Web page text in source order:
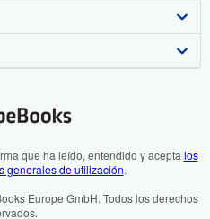
que ha leído, entendido y acepta los
generales de utilización.
Europe GmbH. Todos los derechos